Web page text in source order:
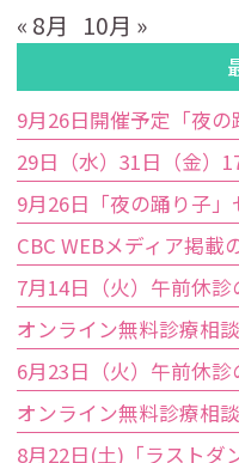
« 8月 10月 »
29日（水）31日（金）
9月26日「夜の踊り子
CBC WEBメディア掲載
7月14日（火）午前休診
オンライン無料診療相
6月23日（火）午前休診
オンライン無料診療相